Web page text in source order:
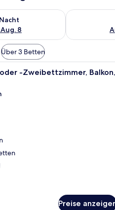
8
für heute Nacht, Aug. 7
Überprüfe
Über 3 Betten
Ein Hotelzimmer mit einem
-Zweibettzimmer, Balkon,
Preise